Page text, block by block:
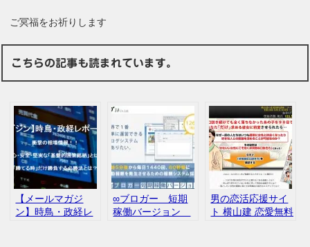
ご冥福をお祈りします
こちらの記事も読まれています。
【メールマガジ
ン】時鳥・政経レ
∞ブロガー 短期
稼働バージョン
男の恋活応援サイ
ト 横山建 恋愛無料